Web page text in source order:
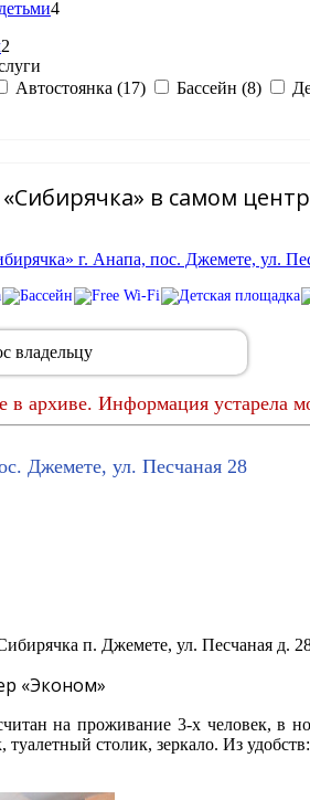
4
2
Автостоянка (17) Бассейн (8)
в самом
владельцу
в архиве. Информация устарела
Джемете, ул. Песчаная 28
«Эконом»
на проживание 3-х человек, в
столик, зеркало. Из